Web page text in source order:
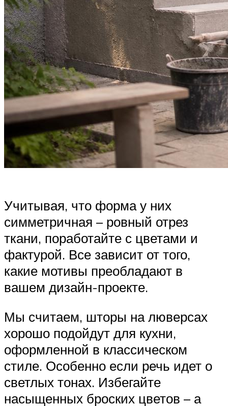
Учитывая, что форма у них
симметричная – ровный отрез
ткани, поработайте с цветами и
фактурой. Все зависит от того,
какие мотивы преобладают в
вашем дизайн-проекте.
Мы считаем, шторы на люверсах
хорошо подойдут для кухни,
оформленной в классическом
стиле. Особенно если речь идет о
светлых тонах. Избегайте
насыщенных броских цветов – а